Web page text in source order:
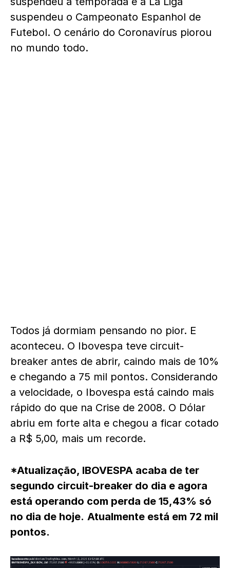
suspendeu o Campeonato Espanhol de
Futebol. O cenário do Coronavírus piorou
no mundo todo.
Todos já dormiam pensando no pior. E
aconteceu. O Ibovespa teve circuit-
breaker antes de abrir, caindo mais de 10%
e chegando a 75 mil pontos. Considerando
a velocidade, o Ibovespa está caindo mais
rápido do que na Crise de 2008. O Dólar
abriu em forte alta e chegou a ficar cotado
a R$ 5,00, mais um recorde.
*Atualização, IBOVESPA acaba de ter
segundo circuit-breaker do dia e agora
está operando com perda de 15,43% só
no dia de hoje. Atualmente está em 72 mil
pontos.